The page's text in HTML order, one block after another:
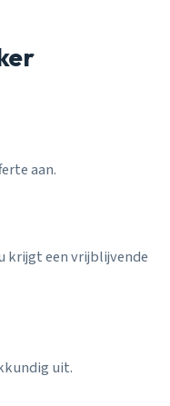
aan.
krijgt een vrijblijvende
uit.